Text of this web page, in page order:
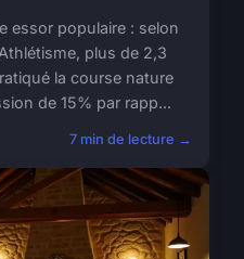
essor populaire : selon
plus de 2,3
la course nature
de 15% par rapp...
7 min de lecture →